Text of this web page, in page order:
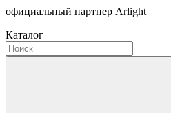
официальный партнер Arlight
Каталог